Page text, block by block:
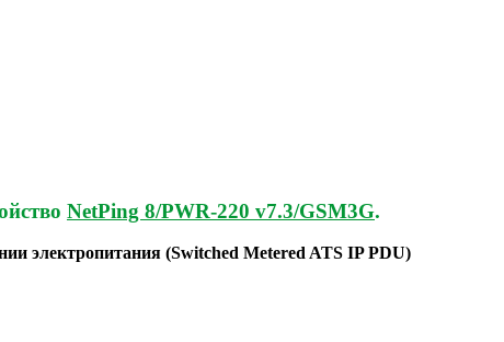
NetPing 8/PWR-220 v7.3/GSM3G.
электропитания (Switched Metered ATS IP PDU)